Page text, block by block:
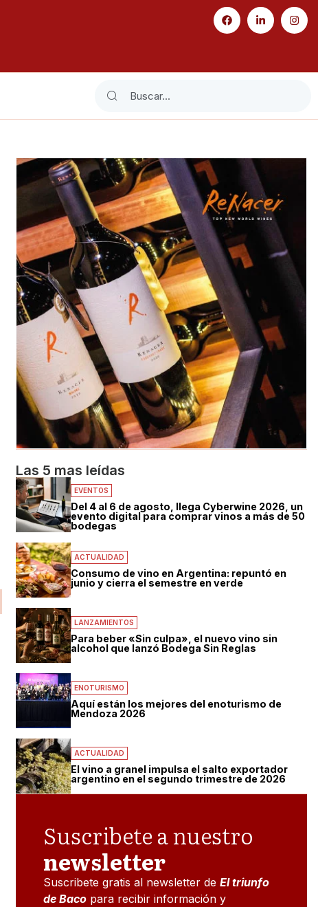
Las 5 mas leídas
EVENTOS
Del 4 al 6 de agosto, llega Cyberwine 2026, un
evento digital para comprar vinos a más de 50
bodegas
ACTUALIDAD
Consumo de vino en Argentina: repuntó en
junio y cierra el semestre en verde
LANZAMIENTOS
Para beber «Sin culpa», el nuevo vino sin
alcohol que lanzó Bodega Sin Reglas
ENOTURISMO
Aquí están los mejores del enoturismo de
Mendoza 2026
ACTUALIDAD
El vino a granel impulsa el salto exportador
argentino en el segundo trimestre de 2026
Suscribete a nuestro
newsletter
Suscribete gratis al newsletter deEl triunfo
de Baco para recibir información y